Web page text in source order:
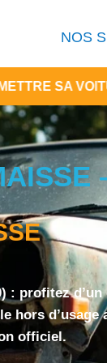
NOS
À LA
: profitez d’un
hors d’usage
officiel.